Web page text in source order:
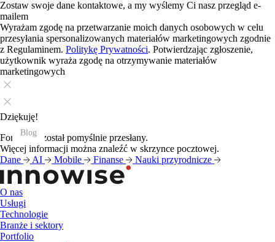
Zostaw swoje dane kontaktowe, a my wyślemy Ci nasz przegląd e-
mailem
Wyrażam zgodę na przetwarzanie moich danych osobowych w celu
przesyłania spersonalizowanych materiałów marketingowych zgodnie
z Regulaminem. Politykę Prywatności. Potwierdzając zgłoszenie,
użytkownik wyraża zgodę na otrzymywanie materiałów
marketingowych
Dziękuję!
Formularz został pomyślnie przesłany.
Więcej informacji można znaleźć w skrzynce pocztowej.
Dane
AI Mobile Finanse Nauki przyrodnicze
O nas
Usługi
Technologie
Branże i sektory
Portfolio
Blog
Blog
Blog
Blog
Blog
Blog
Blog
Blog
Blog
Blog
Blog
Blog